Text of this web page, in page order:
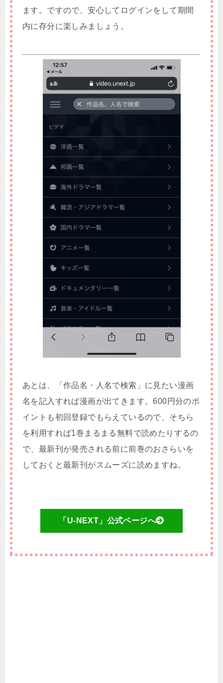
ます。ですので、安心してログインをして期間
内に存分に楽しみましょう。
あとは、「作品名・人名で検索」に見たい漫画
名を記入すれば漫画が出てきます。600円分のポ
イントも初回登録でもらえているので、そちら
を利用すれば1巻まるまる無料で読めたりするの
で、最新刊が発売される前に前巻のおさらいを
しておくと最新刊がスムーズに読めますね。
「U-NEXT」公式ページへ